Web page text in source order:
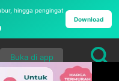
hingga pengingat
Download
Buka di app